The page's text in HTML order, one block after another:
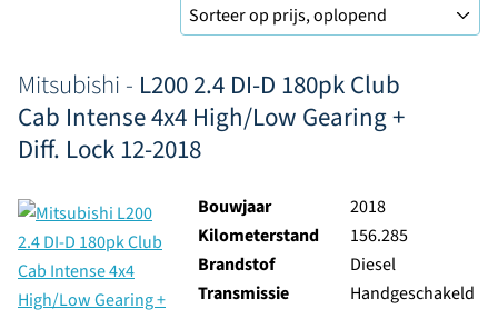
Mitsubishi - L200 2.4 DI-D 180pk Club
Cab Intense 4x4 High/Low Gearing +
Diff. Lock 12-2018
Bouwjaar
2018
Kilometerstand
156.285
Brandstof
Diesel
Transmissie
Handgeschakeld